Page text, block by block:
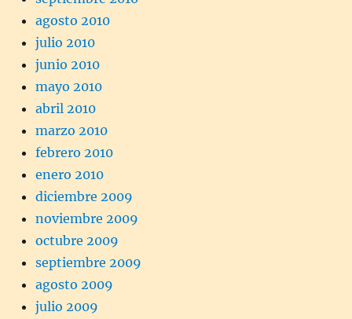
agosto 2010
julio 2010
junio 2010
mayo 2010
abril 2010
marzo 2010
febrero 2010
enero 2010
diciembre 2009
noviembre 2009
octubre 2009
septiembre 2009
agosto 2009
julio 2009